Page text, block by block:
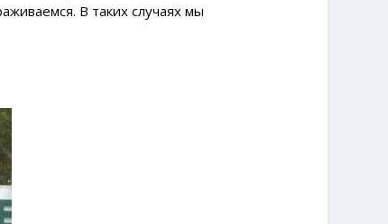
В таких случаях мы